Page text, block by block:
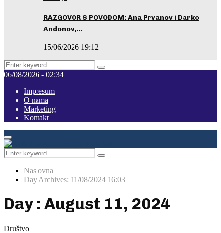
RAZGOVOR S POVODOM: Ana Prvanov i Darko
Andonov,…
15/06/2026 19:12
Search
for:
Pretraga
06/08/2026 - 02:34
Impresum
O nama
Marketing
Kontakt
Facebook
Instagram
Youtube
Primary
Menu
Search
for:
Pretraga
Naslovna
Day Archives: 11/08/2024 16:03
Day : August 11, 2024
Društvo